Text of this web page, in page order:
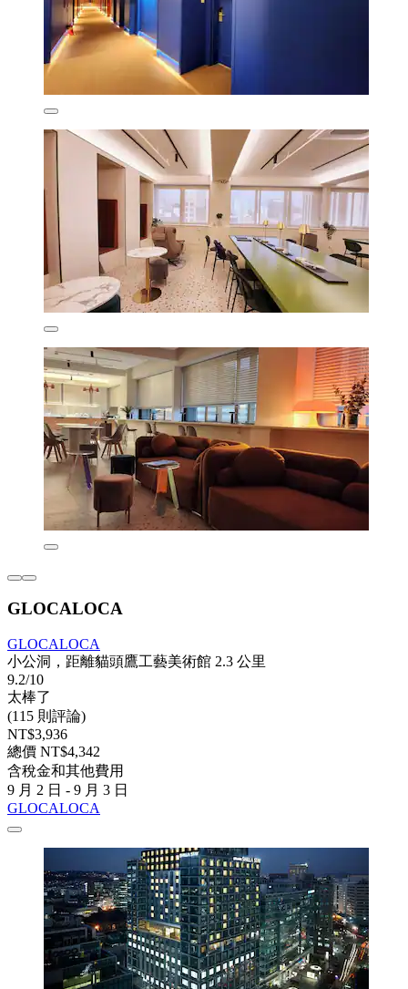
GLOCALOCA
GLOCALOCA
小公洞，距離貓頭鷹工藝美術館 2.3 公里
9.2/10
太棒了
(115 則評論)
NT$3,936
總價 NT$4,342
含稅金和其他費用
9 月 2 日 - 9 月 3 日
GLOCALOCA